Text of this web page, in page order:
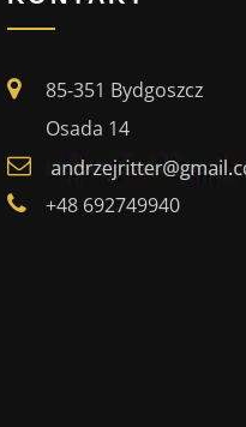
85-351 Bydgoszcz
Osada 14
+48 692749940